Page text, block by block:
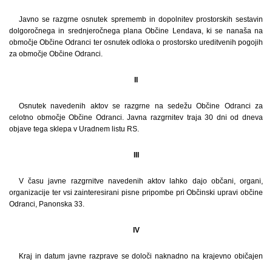
Javno se razgrne osnutek sprememb in dopolnitev prostorskih sestavin
dolgoročnega in srednjeročnega plana Občine Lendava, ki se nanaša na
območje Občine Odranci ter osnutek odloka o prostorsko ureditvenih pogojih
za območje Občine Odranci.
II
Osnutek navedenih aktov se razgrne na sedežu Občine Odranci za
celotno območje Občine Odranci. Javna razgrnitev traja 30 dni od dneva
objave tega sklepa v Uradnem listu RS.
III
V času javne razgrnitve navedenih aktov lahko dajo občani, organi,
organizacije ter vsi zainteresirani pisne pripombe pri Občinski upravi občine
Odranci, Panonska 33.
IV
Kraj in datum javne razprave se določi naknadno na krajevno običajen